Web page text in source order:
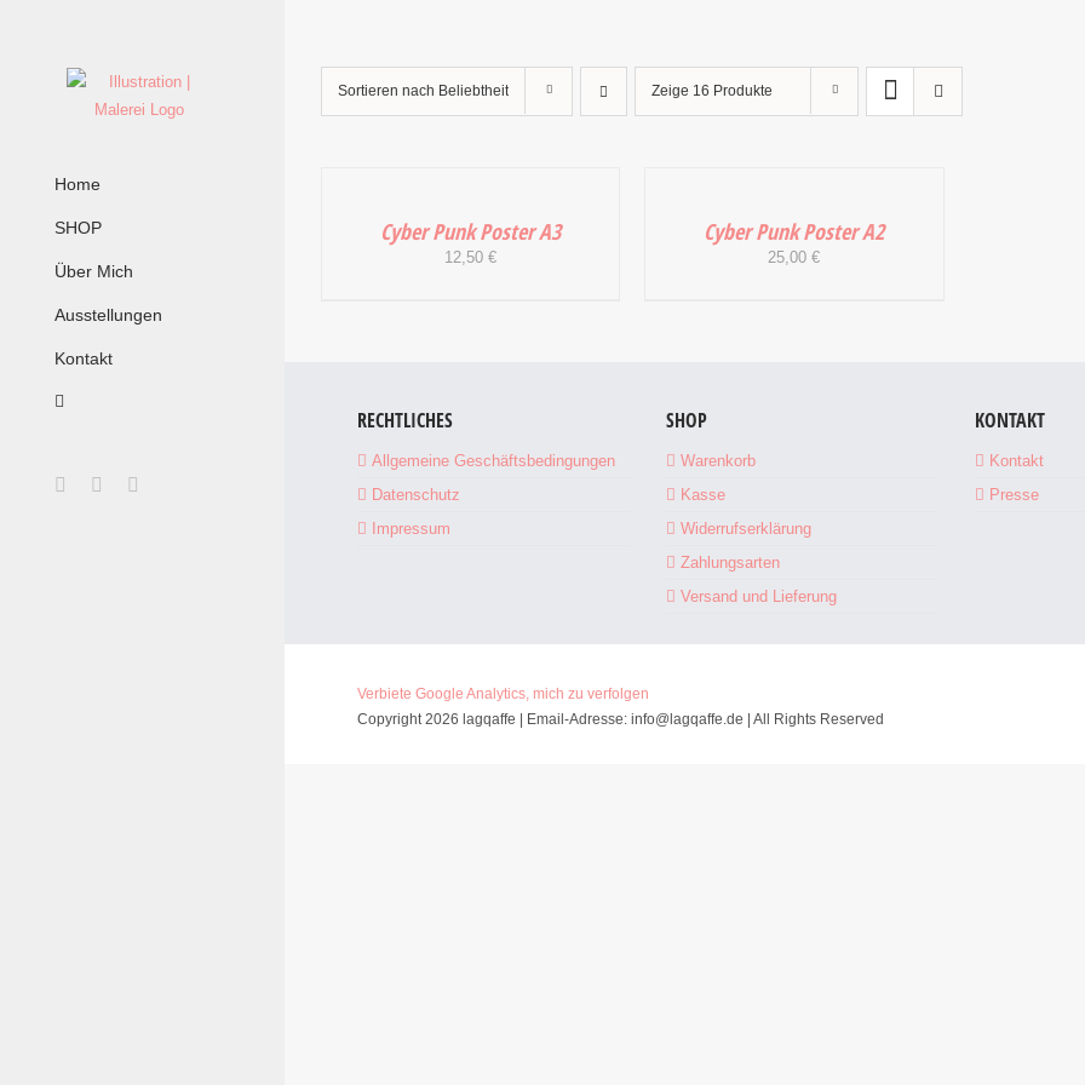
Home
SHOP
Über Mich
Ausstellungen
Kontakt
FacebookInstagram
Sortieren nach Beliebtheit Zeige 16 Produkte
Cyber Punk Poster A3
12,50€
Cyber Punk Poster A2
25,00€
RECHTLICHES
Allgemeine Geschäftsbedingungen
Datenschutz
Impressum
SHOP
Warenkorb
Kasse
Widerrufserklärung
Zahlungsarten
Versand und Lieferung
KONTAKT
Kontakt
Presse
Verbiete Google Analytics, mich zu verfolgen
Copyright 2026 lagqaffe | Email-Adresse: info@lagqaffe.de | All Rights Reserved